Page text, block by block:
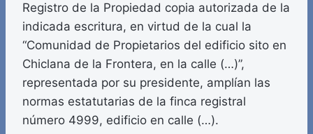
Registro de la Propiedad copia autorizada de la
indicada escritura, en virtud de la cual la
“Comunidad de Propietarios del edificio sito en
Chiclana de la Frontera, en la calle (…)”,
representada por su presidente, amplían las
normas estatutarias de la finca registral
número 4999, edificio en calle (…).